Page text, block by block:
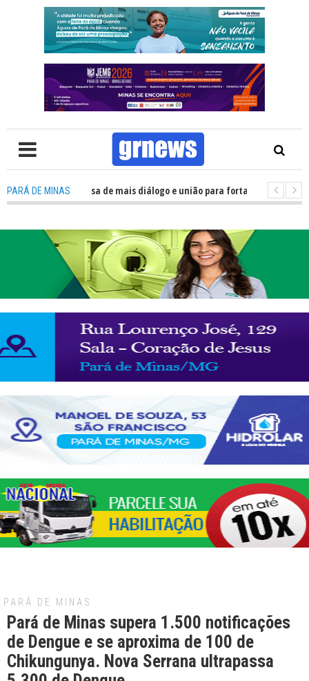
PARÁ DE MINAS
TV: Política precisa de mais diálogo e união para fortalecer Minas e
PARÁ DE MINAS
Pará de Minas supera 1.500 notificações
de Dengue e se aproxima de 100 de
Chikungunya. Nova Serrana ultrapassa